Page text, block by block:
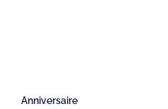
Anniversaire